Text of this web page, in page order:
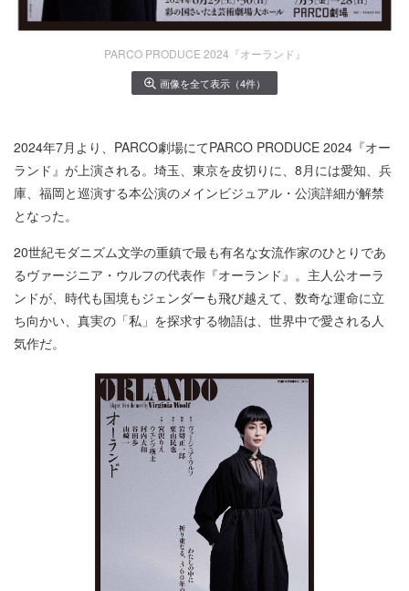
PARCO PRODUCE 2024『オーランド』
画像を全て表示（4件）
2024年7月より、PARCO劇場にてPARCO PRODUCE 2024『オー
ランド』が上演される。埼玉、東京を皮切りに、8月には愛知、兵
庫、福岡と巡演する本公演のメインビジュアル・公演詳細が解禁
となった。
20世紀モダニズム文学の重鎮で最も有名な女流作家のひとりであ
るヴァージニア・ウルフの代表作『オーランド』。主人公オーラ
ンドが、時代も国境もジェンダーも飛び越えて、数奇な運命に立
ち向かい、真実の「私」を探求する物語は、世界中で愛される人
気作だ。